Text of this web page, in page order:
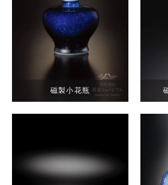
磁製小花瓶